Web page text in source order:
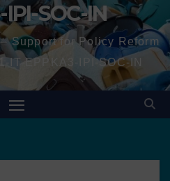
SOC-IN
Support for Policy Reform
IT-EPPKA3-IPI-SOC-IN